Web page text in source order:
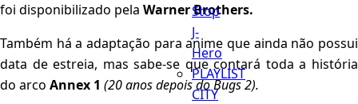
Stop
J-
Hero
PLAYLIST
CITY
foi disponibilizado pela Warner Brothers.
Também há a adaptação para anime que ainda não possui
data de estreia, mas sabe-se que contará toda a história
do arco Annex 1 (20 anos depois do Bugs 2).